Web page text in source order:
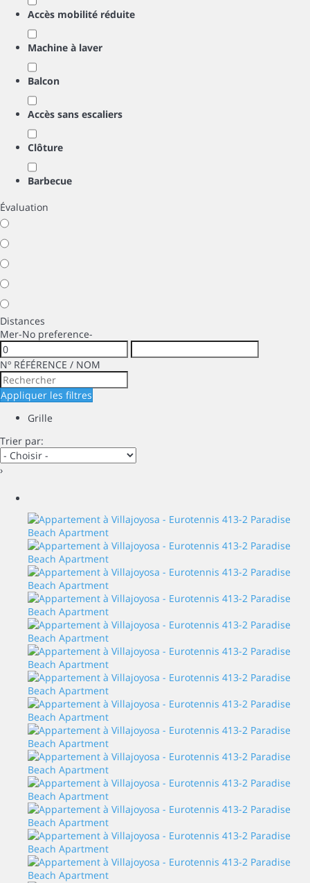
Accès mobilité réduite
Machine à laver
Balcon
Accès sans escaliers
Clôture
Barbecue
Évaluation
Distances
Mer-No preference-
Nº RÉFÉRENCE / NOM
Appliquer les filtres
Grille
Trier par:
›